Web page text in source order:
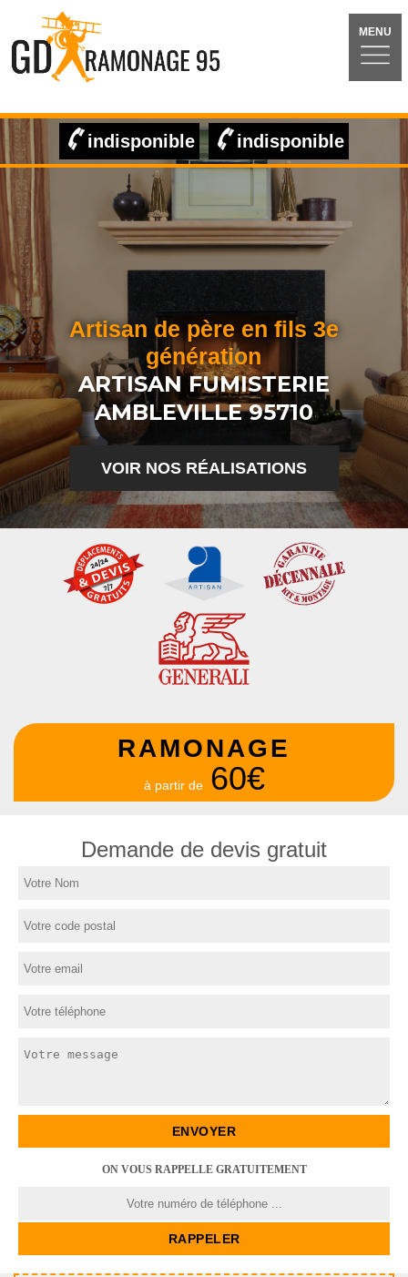
MENU
indisponible indisponible
Artisan de père en fils 3e
génération
ARTISAN FUMISTERIE
AMBLEVILLE 95710
VOIR NOS RÉALISATIONS
RAMONAGE
à partir de 60€
Demande de devis gratuit
ON VOUS RAPPELLE GRATUITEMENT